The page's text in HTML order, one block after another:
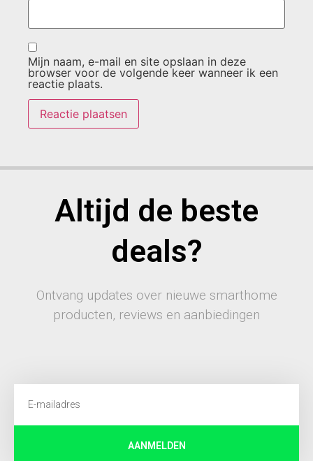
Mijn naam, e-mail en site opslaan in deze
browser voor de volgende keer wanneer ik een
reactie plaats.
Altijd de beste
deals?
Ontvang updates over nieuwe smarthome
producten, reviews en aanbiedingen
AANMELDEN